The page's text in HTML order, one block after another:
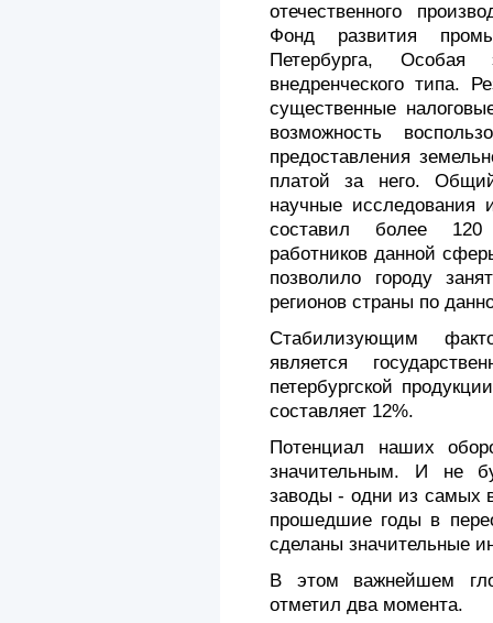
отечественного
Фонд развития
Петербурга, Особая
внедренческого типа.
существенные
возможность
предоставления
платой за него.
научные исследования
составил более
работников данной
позволило городу
регионов страны по
Стабилизующим
является
петербургской
составляет 12%.
Потенциал наших
значительным. И не
заводы - одни из самых
прошедшие годы в
сделаны значительные
В этом важнейшем
отметил два момента.